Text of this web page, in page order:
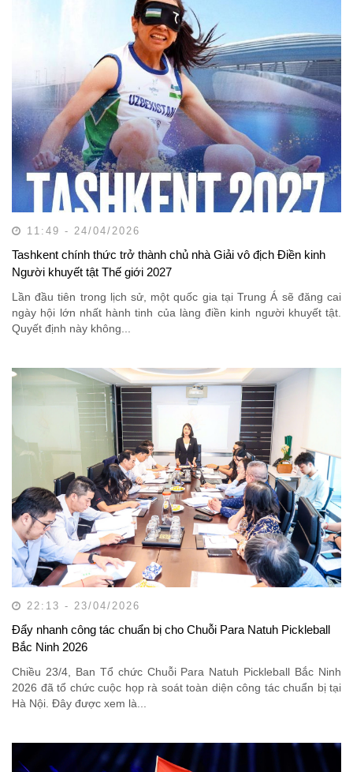
11:49 - 24/04/2026
Tashkent chính thức trở thành chủ nhà Giải vô địch Điền kinh
Người khuyết tật Thế giới 2027
Lần đầu tiên trong lịch sử, một quốc gia tại Trung Á sẽ đăng cai
ngày hội lớn nhất hành tinh của làng điền kinh người khuyết tật.
Quyết định này không...
22:13 - 23/04/2026
Đẩy nhanh công tác chuẩn bị cho Chuỗi Para Natuh Pickleball
Bắc Ninh 2026
Chiều 23/4, Ban Tổ chức Chuỗi Para Natuh Pickleball Bắc Ninh
2026 đã tổ chức cuộc họp rà soát toàn diện công tác chuẩn bị tại
Hà Nội. Đây được xem là...